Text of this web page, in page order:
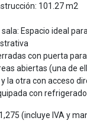
101.27 m2
Espacio ideal
con puerta
abiertas (una de
la otra con acceso
con
(incluye IVA y